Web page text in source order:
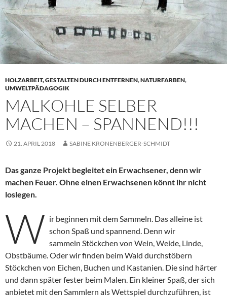
HOLZARBEIT, GESTALTEN DURCH ENTFERNEN,NATURFARBEN,
UMWELTPÄDAGOGIK
MALKOHLE SELBER
MACHEN – SPANNEND!!!
21. APRIL 2018 SABINE KRONENBERGER-SCHMIDT
Das ganze Projekt begleitet ein Erwachsener, denn wir
machen Feuer. Ohne einen Erwachsenen könnt ihr nicht
loslegen.
W ir beginnen mit dem Sammeln. Das alleine ist
schon Spaß und spannend. Denn wir
sammeln Stöckchen von Wein, Weide, Linde,
Obstbäume. Oder wir finden beim Wald durchstöbern
Stöckchen von Eichen, Buchen und Kastanien. Die sind härter
und dann später fester beim Malen. Ein kleiner Spaß, der sich
anbietet mit den Sammlern als Wettspiel durchzuführen, ist